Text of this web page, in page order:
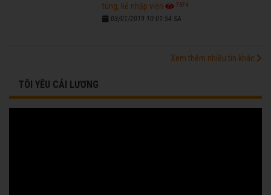
tùng, kẻ nhập viện
7674
03/01/2019 10:01:54 SA
Xem thêm nhiều tin khác
TÔI YÊU CẢI LƯƠNG